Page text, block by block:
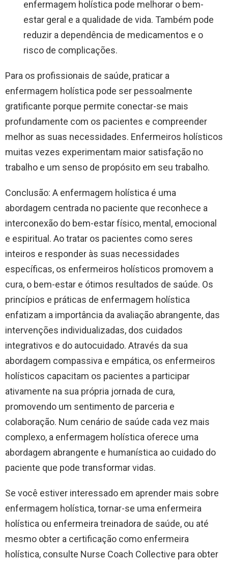
enfermagem holística pode melhorar o bem-
estar geral e a qualidade de vida. Também pode
reduzir a dependência de medicamentos e o
risco de complicações.
Para os profissionais de saúde, praticar a
enfermagem holística pode ser pessoalmente
gratificante porque permite conectar-se mais
profundamente com os pacientes e compreender
melhor as suas necessidades. Enfermeiros holísticos
muitas vezes experimentam maior satisfação no
trabalho e um senso de propósito em seu trabalho.
Conclusão: A enfermagem holística é uma
abordagem centrada no paciente que reconhece a
interconexão do bem-estar físico, mental, emocional
e espiritual. Ao tratar os pacientes como seres
inteiros e responder às suas necessidades
específicas, os enfermeiros holísticos promovem a
cura, o bem-estar e ótimos resultados de saúde. Os
princípios e práticas de enfermagem holística
enfatizam a importância da avaliação abrangente, das
intervenções individualizadas, dos cuidados
integrativos e do autocuidado. Através da sua
abordagem compassiva e empática, os enfermeiros
holísticos capacitam os pacientes a participar
ativamente na sua própria jornada de cura,
promovendo um sentimento de parceria e
colaboração. Num cenário de saúde cada vez mais
complexo, a enfermagem holística oferece uma
abordagem abrangente e humanística ao cuidado do
paciente que pode transformar vidas.
Se você estiver interessado em aprender mais sobre
enfermagem holística, tornar-se uma enfermeira
holística ou enfermeira treinadora de saúde, ou até
mesmo obter a certificação como enfermeira
holística, consulte Nurse Coach Collective para obter